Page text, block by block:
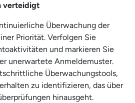
verteidigt
Überwachung der
Priorität. Verfolgen Sie
und markieren Sie
unerwartete Anmeldemuster.
Überwachungstools,
zu identifizieren, das über
hinausgeht.